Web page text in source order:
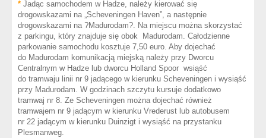
* Jadąc samochodem w Hadze, należy kierować się
drogowskazami na „Scheveningen Haven”, a następnie
drogowskazami na ?Madurodam?. Na miejscu można skorzystać
z parkingu, który znajduje się obok Madurodam. Całodzienne
parkowanie samochodu kosztuje 7,50 euro. Aby dojechać
do Madurodam komunikacją miejską należy przy Dworcu
Centralnym w Hadze lub dworcu Holland Spoor wsiąść
do tramwaju linii nr 9 jadącego w kierunku Scheveningen i wysiąść
przy Madurodam. W godzinach szczytu kursuje dodatkowo
tramwaj nr 8. Ze Scheveningen można dojechać również
tramwajem nr 9 jadącym w kierunku Vrederust lub autobusem
nr 22 jadącym w kierunku Duinzigt i wysiąść na przystanku
Plesmanweg.